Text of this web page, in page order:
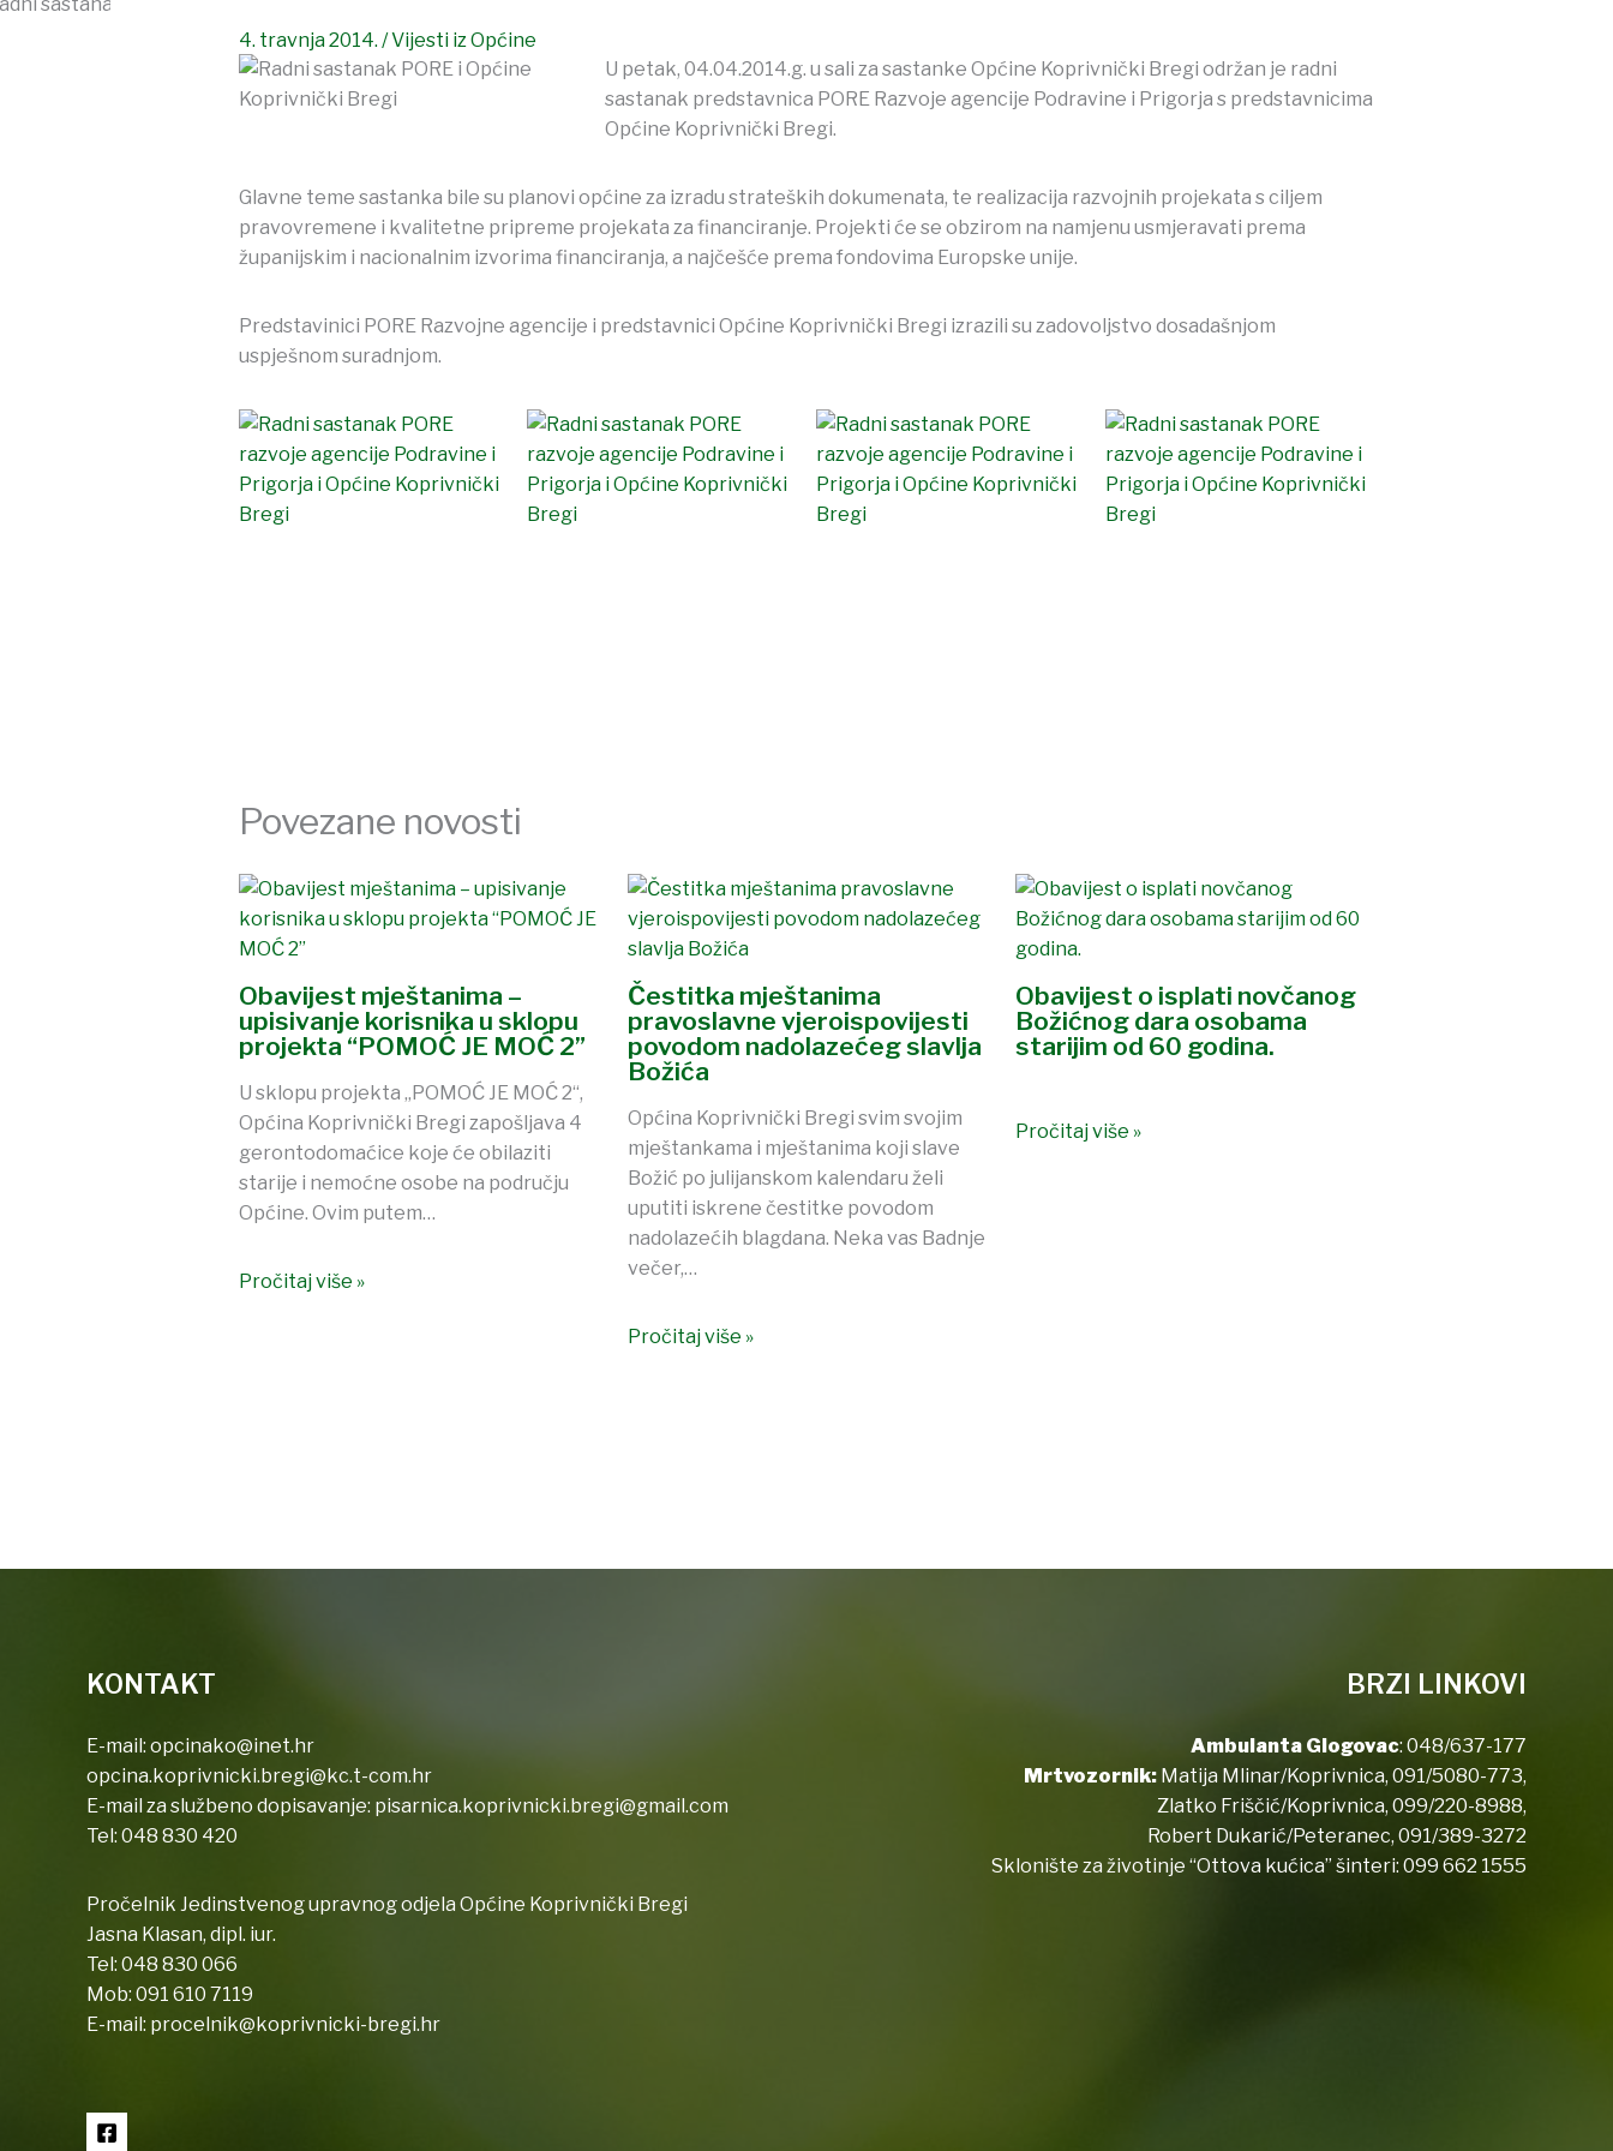
4. travnja 2014. /Vijesti iz Općine
U petak, 04.04.2014.g. u sali za sastanke Općine Koprivnički Bregi održan je radni
sastanak predstavnica PORE Razvoje agencije Podravine i Prigorja s predstavnicima
Općine Koprivnički Bregi.
Glavne teme sastanka bile su planovi općine za izradu strateških dokumenata, te realizacija razvojnih projekata s ciljem
pravovremene i kvalitetne pripreme projekata za financiranje. Projekti će se obzirom na namjenu usmjeravati prema
županijskim i nacionalnim izvorima financiranja, a najčešće prema fondovima Europske unije.
Predstavinici PORE Razvojne agencije i predstavnici Općine Koprivnički Bregi izrazili su zadovoljstvo dosadašnjom
uspješnom suradnjom.
Povezane novosti
Obavijest mještanima –
upisivanje korisnika u sklopu
projekta “POMOĆ JE MOĆ 2”
U sklopu projekta „POMOĆ JE MOĆ 2“,
Općina Koprivnički Bregi zapošljava 4
gerontodomaćice koje će obilaziti
starije i nemoćne osobe na području
Općine. Ovim putem…
Pročitaj više »
Čestitka mještanima
pravoslavne vjeroispovijesti
povodom nadolazećeg slavlja
Božića
Općina Koprivnički Bregi svim svojim
mještankama i mještanima koji slave
Božić po julijanskom kalendaru želi
uputiti iskrene čestitke povodom
nadolazećih blagdana. Neka vas Badnje
večer,…
Pročitaj više »
Obavijest o isplati novčanog
Božićnog dara osobama
starijim od 60 godina.
Pročitaj više »
KONTAKT
E-mail: opcinako@inet.hr
opcina.koprivnicki.bregi@kc.t-com.hr
E-mail za službeno dopisavanje: pisarnica.koprivnicki.bregi@gmail.com
Tel: 048 830 420
Pročelnik Jedinstvenog upravnog odjela Općine Koprivnički Bregi
Jasna Klasan, dipl. iur.
Tel: 048 830 066
Mob: 091 610 7119
E-mail: procelnik@koprivnicki-bregi.hr
BRZI LINKOVI
Ambulanta Glogovac: 048/637-177
Mrtvozornik: Matija Mlinar/Koprivnica, 091/5080-773,
Zlatko Friščić/Koprivnica, 099/220-8988,
Robert Dukarić/Peteranec, 091/389-3272
Sklonište za životinje “Ottova kućica” šinteri: 099 662 1555